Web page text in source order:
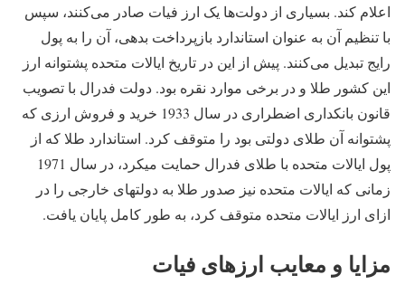
اعلام کند. بسیاری از دولت‌ها یک ارز فیات صادر می‌کنند، سپس
با تنظیم آن به عنوان استاندارد بازپرداخت بدهی، آن را به پول
رایج تبدیل می‌کنند. پیش از این در تاریخ ایالات متحده پشتوانه ارز
این کشور طلا و در برخی موارد نقره بود. دولت فدرال با تصویب
قانون بانکداری اضطراری در سال 1933 خرید و فروش ارزی که
پشتوانه آن طلای دولتی بود را متوقف کرد. استاندارد طلا که از
پول ایالات متحده با طلای فدرال حمایت میکرد، در سال 1971
زمانی که ایالات متحده نیز صدور طلا به دولتهای خارجی را در
ازای ارز ایالات متحده متوقف کرد، به طور کامل پایان یافت.
مزایا و معایب ارزهای فیات